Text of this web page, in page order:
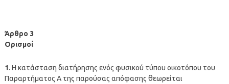
Άρθρο 3
Ορισμοί
1. Η κατάσταση διατήρησης ενός φυσικού τύπου οικοτόπου του
Παραρτήματος Α της παρούσας απόφασης θεωρείται